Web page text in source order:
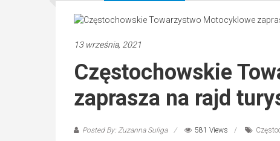
Częstochowa,
Lubliniec,
13 września, 2021
Częstochowskie
zaprasza na rajd
Posted By: Zuzanna Suliga 581 Views